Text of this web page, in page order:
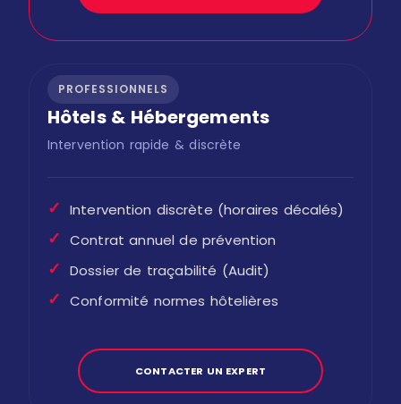
PROFESSIONNELS
Hôtels & Hébergements
Intervention rapide & discrète
✓ Intervention discrète (horaires décalés)
✓ Contrat annuel de prévention
✓ Dossier de traçabilité (Audit)
✓ Conformité normes hôtelières
CONTACTER UN EXPERT